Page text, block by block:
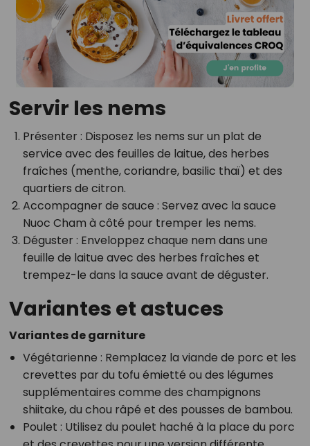
Servir les nems
Présenter : Disposez les nems sur un plat de
service avec des feuilles de laitue, des herbes
fraîches (menthe, coriandre, basilic thaï) et des
quartiers de citron.
Accompagner de sauce : Servez avec la sauce
Nuoc Cham à côté pour tremper les nems.
Déguster : Enveloppez chaque nem dans une
feuille de laitue avec des herbes fraîches et
trempez-le dans la sauce avant de déguster.
Variantes et astuces
Variantes de garniture
Végétarienne : Remplacez la viande de porc et les
crevettes par du tofu émietté ou des légumes
supplémentaires comme des champignons
shiitake, du chou râpé et des pousses de bambou.
Poulet : Utilisez du poulet haché à la place du porc